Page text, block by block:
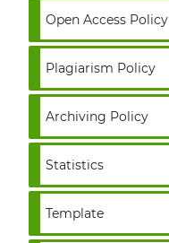
Open Access Policy
Plagiarism Policy
Archiving Policy
Statistics
Template